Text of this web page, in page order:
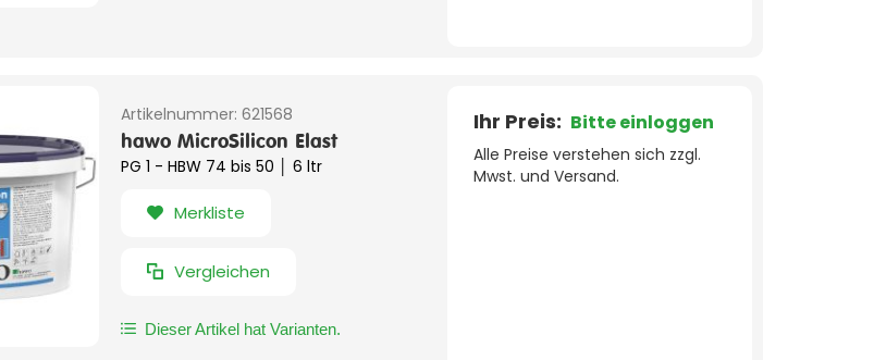
Artikelnummer: 621568
hawo MicroSilicon Elast
PG 1 - HBW 74 bis 50 │ 6 ltr
Merkliste
Vergleichen
Dieser Artikel hat Varianten.
Ihr Preis: Bitte einloggen
Alle Preise verstehen sich zzgl.
Mwst. und Versand.